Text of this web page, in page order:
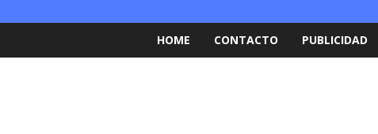
HOME CONTACTO PUBLICIDAD